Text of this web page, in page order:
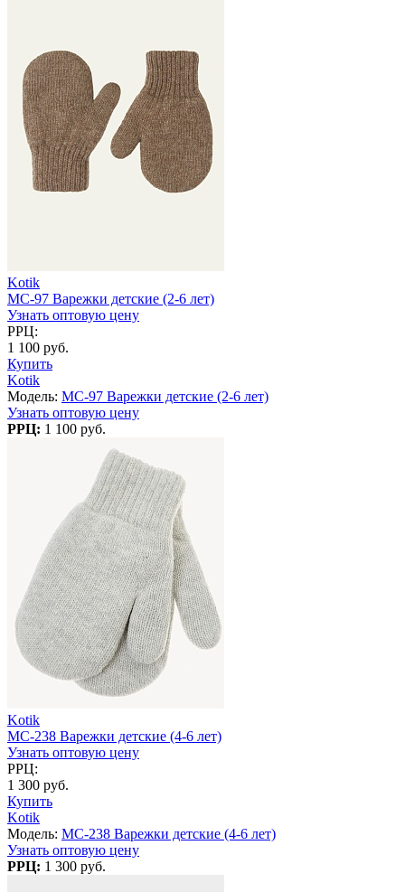
Kotik
MC-97 Варежки детские (2-6 лет)
Узнать оптовую цену
РРЦ:
1 100 руб.
Купить
Kotik
Модель: MC-97 Варежки детские (2-6 лет)
Узнать оптовую цену
РРЦ: 1 100 руб.
Kotik
MC-238 Варежки детские (4-6 лет)
Узнать оптовую цену
РРЦ:
1 300 руб.
Купить
Kotik
Модель: MC-238 Варежки детские (4-6 лет)
Узнать оптовую цену
РРЦ: 1 300 руб.